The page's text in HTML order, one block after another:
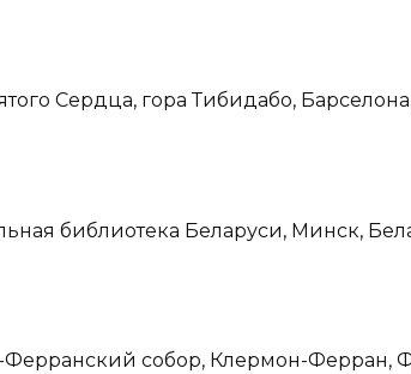
Сердца, гора Тибидабо,
библиотека Беларуси, Минск,
Ферранский собор, Клермон-Ферран,